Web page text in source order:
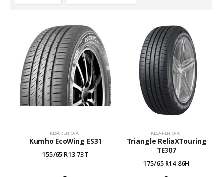
KESÄRENKAAT
Kumho EcoWing ES31
155/65 R13 73T
KESÄRENKAAT
Triangle ReliaXTouring
TE307
175/65 R14 86H